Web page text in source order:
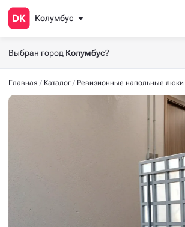
Колумбус
Выбран город Колумбус?
Главная Каталог Ревизионные напольные люки